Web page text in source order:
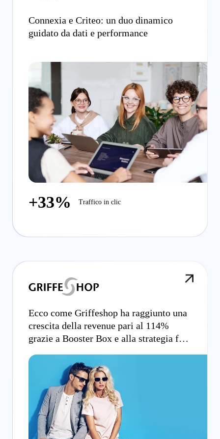
Connexia e Criteo: un duo dinamico
guidato da dati e performance
+33% Traffico in clic
Ecco come Griffeshop ha raggiunto una
crescita della revenue pari al 114%
grazie a Booster Box e alla strategia full